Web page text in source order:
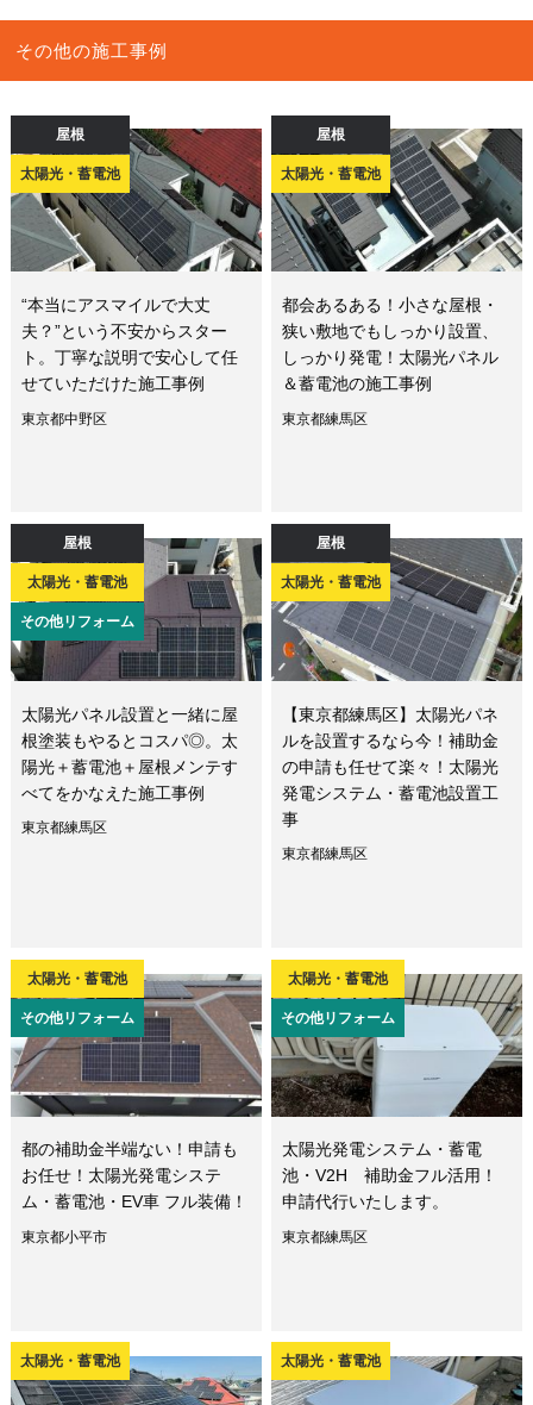
その他の施工事例
屋根
太陽光・蓄電池
“本当にアスマイルで大丈
夫？”という不安からスター
ト。丁寧な説明で安心して任
せていただけた施工事例
東京都中野区
屋根
太陽光・蓄電池
都会あるある！小さな屋根・
狭い敷地でもしっかり設置、
しっかり発電！太陽光パネル
＆蓄電池の施工事例
東京都練馬区
屋根
太陽光・蓄電池
その他リフォーム
太陽光パネル設置と一緒に屋
根塗装もやるとコスパ◎。太
陽光＋蓄電池＋屋根メンテす
べてをかなえた施工事例
東京都練馬区
屋根
太陽光・蓄電池
【東京都練馬区】太陽光パネ
ルを設置するなら今！補助金
の申請も任せて楽々！太陽光
発電システム・蓄電池設置工
事
東京都練馬区
太陽光・蓄電池
その他リフォーム
都の補助金半端ない！申請も
お任せ！太陽光発電システ
ム・蓄電池・EV車 フル装備！
東京都小平市
太陽光・蓄電池
その他リフォーム
太陽光発電システム・蓄電
池・V2H 補助金フル活用！
申請代行いたします。
東京都練馬区
太陽光・蓄電池 太陽光・蓄電池